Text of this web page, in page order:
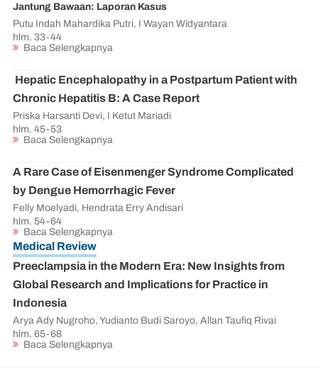
Jantung Bawaan: Laporan Kasus
Putu Indah Mahardika Putri, I Wayan Widyantara
hlm.33-44
Baca Selengkapnya
Hepatic Encephalopathy in a Postpartum Patient with
Chronic Hepatitis B: A Case Report
Priska Harsanti Devi, I Ketut Mariadi
hlm.45-53
Baca Selengkapnya
A Rare Case of Eisenmenger Syndrome Complicated
by Dengue Hemorrhagic Fever
Felly Moelyadi, Hendrata Erry Andisari
hlm.54-64
Baca Selengkapnya
Medical Review
Preeclampsia in the Modern Era: New Insights from
Global Research and Implications for Practice in
Indonesia
Arya Ady Nugroho, Yudianto Budi Saroyo, Allan Taufiq Rivai
hlm.65-68
Baca Selengkapnya